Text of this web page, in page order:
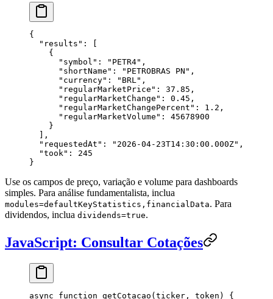
{
  "
results " : [
    {
      "
symbol " : " PETR4" ,
      "
shortName " : " PETROBRAS PN " ,
      "
currency" : " BRL" ,
      "
regularMarketPrice " : 37.85 ,
      "
regularMarketChange " : 0.45 ,
      "
regularMarketChangePercent " : 1.2 ,
      "
regularMarketVolume " : 45678900
    }
  ],
  "
requestedAt " : " 2026-04-23T14:30:00.000Z" ,
  "
took" : 245
}
Use os campos de preço, variação e volume para dashboards
simples. Para análise fundamentalista, inclua
modules=defaultKeyStatistics,financialData. Para
dividendos, inclua dividends=true.
JavaScript: Consultar Cotações
async function getCotacao ( ticker , token ) {